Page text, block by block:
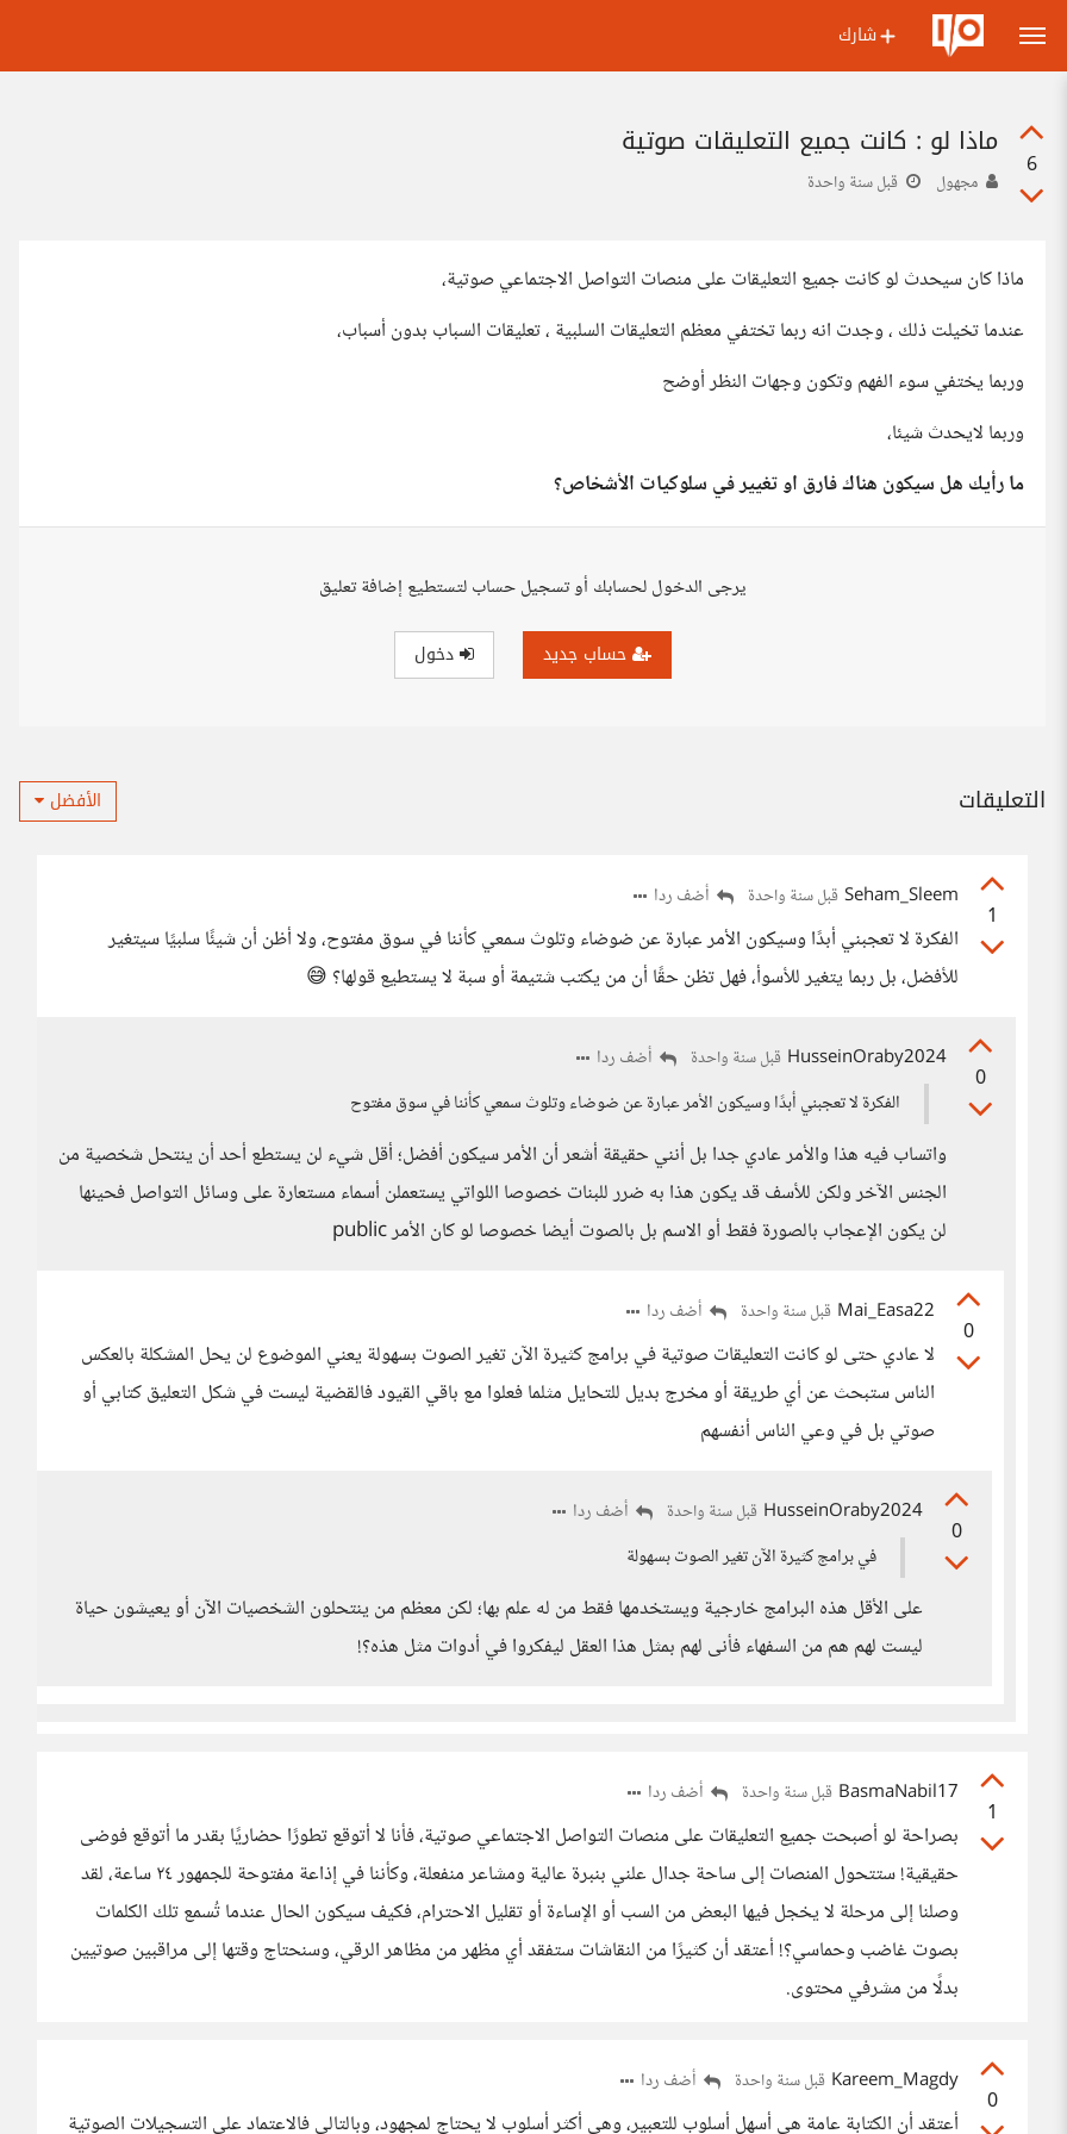
شارك
6
ماذا لو : كانت جميع التعليقات صوتية
مجهول قبل سنة واحدة
ماذا كان سيحدث لو كانت جميع التعليقات على منصات التواصل الاجتماعي صوتية،
عندما تخيلت ذلك ، وجدت انه ربما تختفي معظم التعليقات السلبية ، تعليقات السباب بدون أسباب،
وربما يختفي سوء الفهم وتكون وجهات النظر أوضح
وربما لايحدث شيئا،
ما رأيك هل سيكون هناك فارق او تغيير في سلوكيات الأشخاص؟
يرجى الدخول لحسابك أو تسجيل حساب لتستطيع إضافة تعليق
حساب جديد دخول
التعليقات الأفضل
1
Seham_Sleem قبل سنة واحدة أضف ردا
الفكرة لا تعجبني أبدًا وسيكون الأمر عبارة عن ضوضاء وتلوث سمعي كأننا في سوق مفتوح، ولا أظن أن شيئًا سلبيًا سيتغير
للأفضل، بل ربما يتغير للأسوأ، فهل تظن حقًا أن من يكتب شتيمة أو سبة لا يستطيع قولها؟ 😅
0
HusseinOraby2024 قبل سنة واحدة
أضف ردا
الفكرة لا تعجبني أبدًا وسيكون الأمر عبارة عن ضوضاء وتلوث سمعي كأننا في سوق مفتوح
واتساب فيه هذا والأمر عادي جدا بل أنني حقيقة أشعر أن الأمر سيكون أفضل؛ أقل شيء لن يستطع أحد أن ينتحل شخصية من
الجنس الآخر ولكن للأسف قد يكون هذا به ضرر للبنات خصوصا اللواتي يستعملن أسماء مستعارة على وسائل التواصل فحينها
لن يكون الإعجاب بالصورة فقط أو الاسم بل بالصوت أيضا خصوصا لو كان الأمر public
0
Mai_Easa22 قبل سنة واحدة أضف ردا
لا عادي حتى لو كانت التعليقات صوتية في برامج كثيرة الآن تغير الصوت بسهولة يعني الموضوع لن يحل المشكلة بالعكس
الناس ستبحث عن أي طريقة أو مخرج بديل للتحايل مثلما فعلوا مع باقي القيود فالقضية ليست في شكل التعليق كتابي أو
صوتي بل في وعي الناس أنفسهم
0
HusseinOraby2024 قبل سنة واحدة
أضف ردا
في برامج كثيرة الآن تغير الصوت بسهولة
على الأقل هذه البرامج خارجية ويستخدمها فقط من له علم بها؛ لكن معظم من ينتحلون الشخصيات الآن أو يعيشون حياة
ليست لهم هم من السفهاء فأنى لهم بمثل هذا العقل ليفكروا في أدوات مثل هذه؟!
1
BasmaNabil17 قبل سنة واحدة أضف ردا
بصراحة لو أصبحت جميع التعليقات على منصات التواصل الاجتماعي صوتية، فأنا لا أتوقع تطورًا حضاريًا بقدر ما أتوقع فوضى
حقيقية! ستتحول المنصات إلى ساحة جدال علني بنبرة عالية ومشاعر منفعلة، وكأننا في إذاعة مفتوحة للجمهور ٢٤ ساعة، لقد
وصلنا إلى مرحلة لا يخجل فيها البعض من السب أو الإساءة أو تقليل الاحترام، فكيف سيكون الحال عندما تُسمع تلك الكلمات
بصوت غاضب وحماسي؟! أعتقد أن كثيرًا من النقاشات ستفقد أي مظهر من مظاهر الرقي، وسنحتاج وقتها إلى مراقبين صوتيين
بدلًا من مشرفي محتوى.
0
Kareem_Magdy قبل سنة واحدة أضف ردا
أعتقد أن الكتابة عامة هي أسهل أسلوب للتعبير، وهي أكثر أسلوب لا يحتاج لمجهود، وبالتالي فالاعتماد على التسجيلات الصوتية